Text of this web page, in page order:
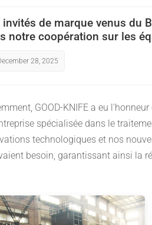
invités de marque venus du
notre coopération sur les
28, 2025
GOOD-KNIFE a eu
spécialisée dans le
technologiques et nos
besoin, garantissant ainsi la